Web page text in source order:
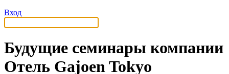
Вход
Будущие семинары компании
Отель Gajoen Tokyo